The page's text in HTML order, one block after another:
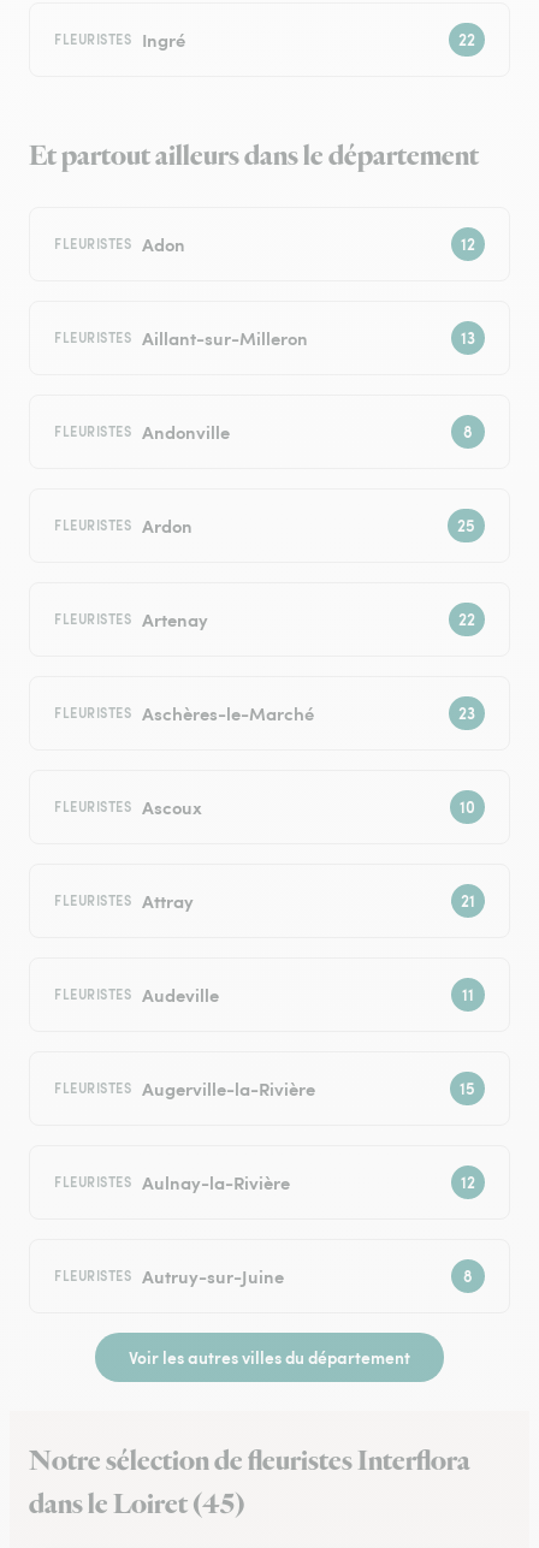
FLEURISTES Ingré
Et partout ailleurs dans le département
FLEURISTES Adon
FLEURISTES Aillant-sur-Milleron
FLEURISTES Andonville
FLEURISTES Ardon
FLEURISTES Artenay
FLEURISTES Aschères-le-Marché
FLEURISTES Ascoux
FLEURISTES Attray
FLEURISTES Audeville
FLEURISTES Augerville-la-Rivière
FLEURISTES Aulnay-la-Rivière
FLEURISTES Autruy-sur-Juine
Voir les autres villes du département
Notre sélection de fleuristes Interflora
dans le Loiret (45)